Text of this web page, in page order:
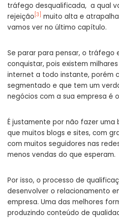
tráfego desqualificada, a qual
rejeição [3] muito alta e
vamos ver no último capítulo.
Se parar para pensar, o tráfego
conquistar, pois existem
internet a todo instante, porém
segmentado e que tem um
negócios com a sua empresa é
É justamente por não fazer
que muitos blogs e sites, com
com muitos seguidores nas
menos vendas do que esperam.
Por isso, o processo de
desenvolver o relacionamento
empresa. Uma das melhores
produzindo conteúdo de